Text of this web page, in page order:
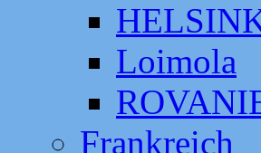
Loimola
Frankreich